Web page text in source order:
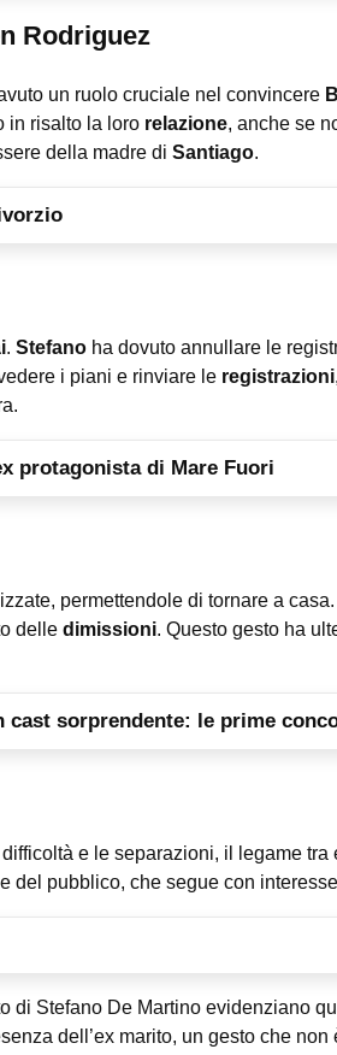
Rodriguez
un ruolo cruciale nel convincere
in risalto la loro relazione, anche se
della madre di Santiago.
. Stefano ha dovuto annullare le
i piani e rinviare le registrazioni
protagonista di Mare Fuori
permettendole di tornare a
delle dimissioni. Questo gesto ha
cast sorprendente: le prime
e le separazioni, il legame
del pubblico, che segue con
di Stefano De Martino evidenziano
dell’ex marito, un gesto che